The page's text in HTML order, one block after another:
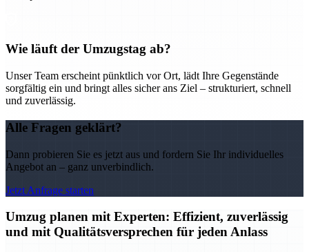
Wie läuft der Umzugstag ab?
Unser Team erscheint pünktlich vor Ort, lädt Ihre Gegenstände
sorgfältig ein und bringt alles sicher ans Ziel – strukturiert, schnell
und zuverlässig.
Alle Fragen geklärt?
Dann probieren Sie es jetzt aus und fordern Sie Ihr individuelles
Angebot an – ganz unverbindlich.
Jetzt Anfrage starten
Umzug planen mit Experten: Effizient, zuverlässig
und mit Qualitätsversprechen für jeden Anlass